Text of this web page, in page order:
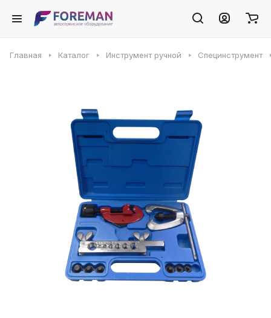
Главная Каталог Инструмент ручной Специнструмент